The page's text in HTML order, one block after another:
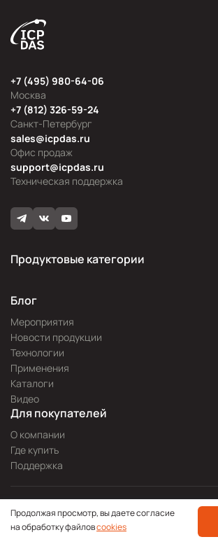
Москва
+7 (495) 980-64-06
Офис продаж
sales@icpdas.ru
Санкт-Петербург
+7 (812) 326-59-24
Техническая поддержка
support@icpdas.ru
Продуктовые категории
Блог
Мероприятия
Новости продукции
Технологии
Применения
Каталоги
Видео
Для покупателей
О компании
Где купить
Поддержка
Политика конфиденциальности
© 2000—2026 icpdas.ru
Pitch
Продолжая просмотр, вы даете согласие
на обработку файловcookies